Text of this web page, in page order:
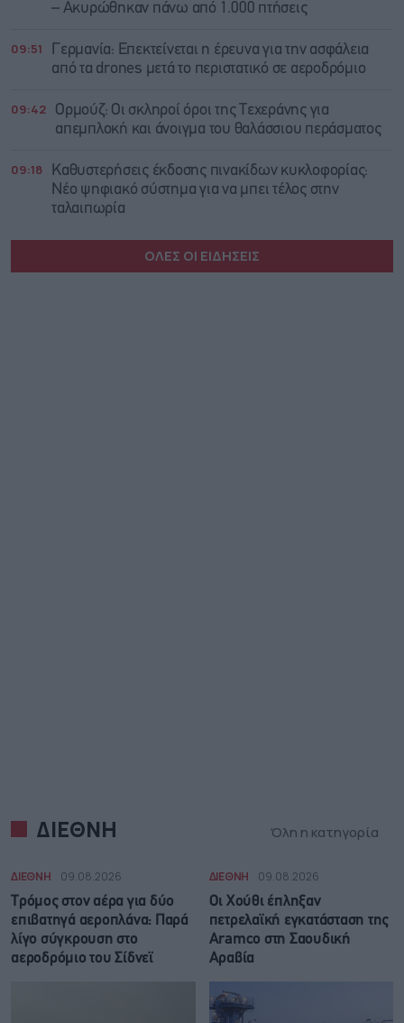
– Ακυρώθηκαν πάνω από 1.000 πτήσεις
09:51
Γερμανία: Επεκτείνεται η έρευνα για την ασφάλεια
από τα drones μετά το περιστατικό σε αεροδρόμιο
09:42
Ορμούζ: Οι σκληροί όροι της Τεχεράνης για
απεμπλοκή και άνοιγμα του θαλάσσιου περάσματος
09:18
Καθυστερήσεις έκδοσης πινακίδων κυκλοφορίας:
Νέο ψηφιακό σύστημα για να μπει τέλος στην
ταλαιπωρία
ΟΛΕΣ ΟΙ ΕΙΔΗΣΕΙΣ
ΔΙΕΘΝΗ Όλη η κατηγορία
ΔΙΕΘΝΗ 09.08.2026
Τρόμος στον αέρα για δύο
επιβατηγά αεροπλάνα: Παρά
λίγο σύγκρουση στο
αεροδρόμιο του Σίδνεϊ
ΔΙΕΘΝΗ 09.08.2026
Οι Χούθι έπληξαν
πετρελαϊκή εγκατάσταση της
Aramco στη Σαουδική
Αραβία